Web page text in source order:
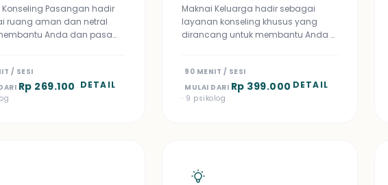
Konseling Pasangan hadir
ruang aman dan netral
Anda dan pasa…
/ SESI
Rp 269.100 · DETAIL
Maknai Keluarga hadir sebagai
layanan konseling khusus yang
dirancang untuk membantu Anda …
90 MENIT / SESI
MULAI DARI Rp 399.000
· 9 psikolog
DETAIL